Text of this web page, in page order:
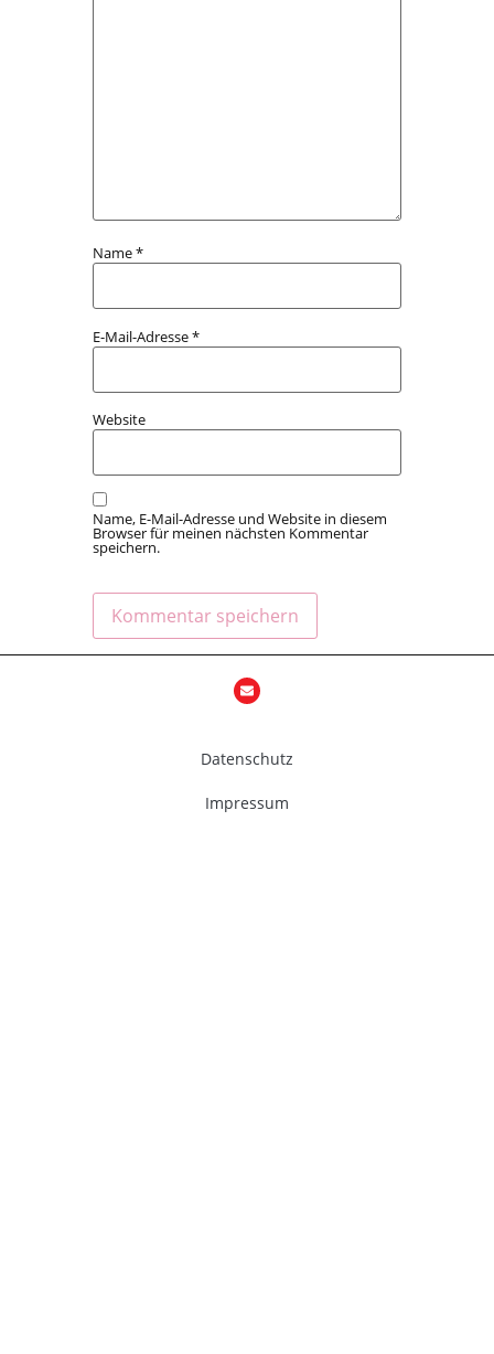
Name*
E-Mail-Adresse*
Website
Name, E-Mail-Adresse und Website in diesem
Browser für meinen nächsten Kommentar
speichern.
Datenschutz
Impressum